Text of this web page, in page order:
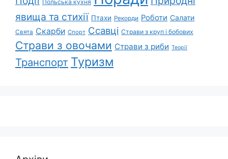
Польська кухня
явища та стихії Птахи Рекорди Роботи Салати
Свята Скарби Спорт Ссавці Страви з круп і бобових
Страви з овочами Страви з риби Теорії
Транспорт Туризм